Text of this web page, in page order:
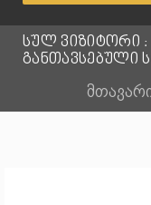
სულ ვიზიტორი :
განთავსებული